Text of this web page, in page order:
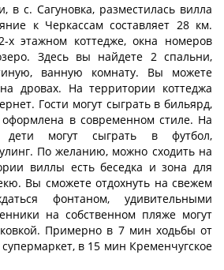
в с. Сагуновка, разместилась вилла
к Черкассам составляет 28 км.
х этажном коттедже, окна номеров
Здесь вы найдете 2 спальни,
ванную комнату. Вы можете
дровах. На территории коттеджа
Гости могут сыграть в бильярд,
в современном стиле. На
дети могут сыграть в футбол,
По желанию, можно сходить на
виллы есть беседка и зона для
Вы сможете отдохнуть на свежем
фонтаном, удивительными
на собственном пляже могут
Примерно в 7 мин ходьбы от
в 15 мин Кременчугское